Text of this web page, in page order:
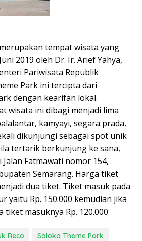
tempat wisata yang
2019 oleh Dr. Ir. Arief Yahya,
Pariwisata Republik
Park ini tercipta dari
dengan kearifan lokal.
wisata ini dibagi menjadi lima
kamyayi, segara prada,
dikunjungi sebagai spot unik
tertarik berkunjung ke sana,
Fatmawati nomor 154,
Semarang. Harga tiket
dua tiket. Tiket masuk pada
yaitu Rp. 150.000 kemudian jika
masuknya Rp. 120.000.
Reco
Saloka Theme Park